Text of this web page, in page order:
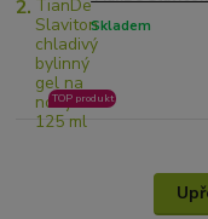
2.
Skladem
TOP produkt